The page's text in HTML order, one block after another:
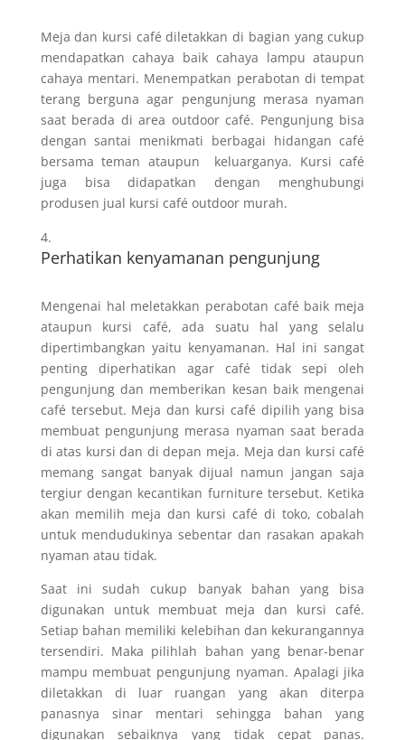
Meja dan kursi café diletakkan di bagian yang cukup
mendapatkan cahaya baik cahaya lampu ataupun
cahaya mentari. Menempatkan perabotan di tempat
terang berguna agar pengunjung merasa nyaman
saat berada di area outdoor café. Pengunjung bisa
dengan santai menikmati berbagai hidangan café
bersama teman ataupun keluarganya. Kursi café
juga bisa didapatkan dengan menghubungi
produsen jual kursi café outdoor murah.
Perhatikan kenyamanan pengunjung
Mengenai hal meletakkan perabotan café baik meja
ataupun kursi café, ada suatu hal yang selalu
dipertimbangkan yaitu kenyamanan. Hal ini sangat
penting diperhatikan agar café tidak sepi oleh
pengunjung dan memberikan kesan baik mengenai
café tersebut. Meja dan kursi café dipilih yang bisa
membuat pengunjung merasa nyaman saat berada
di atas kursi dan di depan meja. Meja dan kursi café
memang sangat banyak dijual namun jangan saja
tergiur dengan kecantikan furniture tersebut. Ketika
akan memilih meja dan kursi café di toko, cobalah
untuk mendudukinya sebentar dan rasakan apakah
nyaman atau tidak.
Saat ini sudah cukup banyak bahan yang bisa
digunakan untuk membuat meja dan kursi café.
Setiap bahan memiliki kelebihan dan kekurangannya
tersendiri. Maka pilihlah bahan yang benar-benar
mampu membuat pengunjung nyaman. Apalagi jika
diletakkan di luar ruangan yang akan diterpa
panasnya sinar mentari sehingga bahan yang
digunakan sebaiknya yang tidak cepat panas.